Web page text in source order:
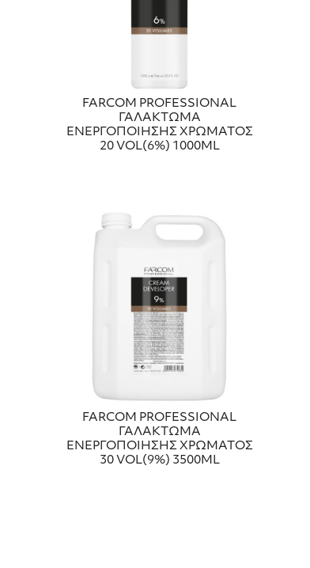
FARCOM PROFESSIONAL
ΓΑΛΑΚΤΩΜΑ
ΕΝΕΡΓΟΠΟΙΗΣΗΣ ΧΡΩΜΑΤΟΣ
20 VOL(6%) 1000ML
FARCOM PROFESSIONAL
ΓΑΛΑΚΤΩΜΑ
ΕΝΕΡΓΟΠΟΙΗΣΗΣ ΧΡΩΜΑΤΟΣ
30 VOL(9%) 3500ML